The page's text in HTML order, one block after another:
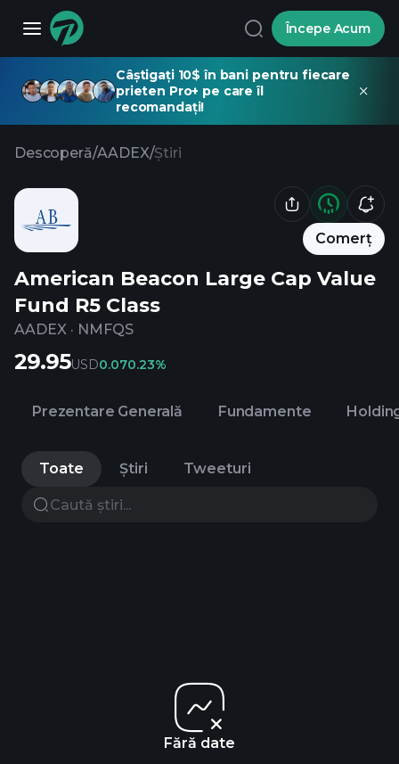
Începe Acum
Câștigați 10$ în bani pentru fiecare
prieten Pro+ pe care îl
recomandați!
Descoperă/AADEX/Știri
Comerț
American Beacon Large Cap Value
Fund R5 Class
AADEX · NMFQS
29.95USD0.070.23%
Prezentare Generală Fundamente
Toate Știri Tweeturi
Fără date